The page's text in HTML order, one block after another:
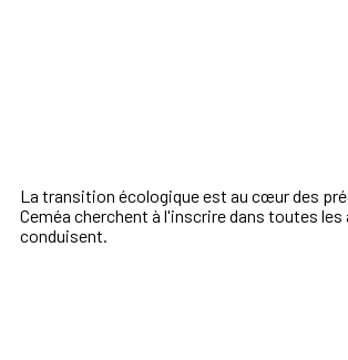
La transition écologique est au cœur des
Ceméa cherchent à l'inscrire dans toutes
conduisent.